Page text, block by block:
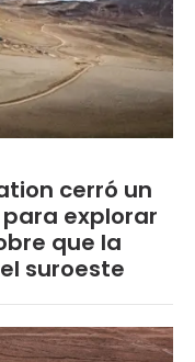
cerró un
para explorar
que la
suroeste